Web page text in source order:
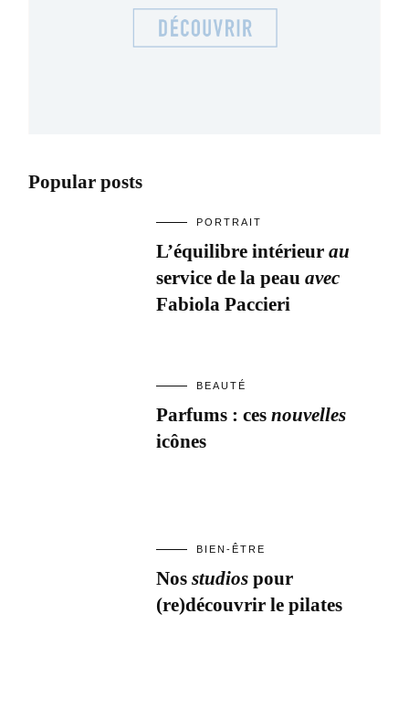
Popular posts
PORTRAIT
L’équilibre intérieurau
service de la peauavec
Fabiola Paccieri
BEAUTÉ
Parfums : cesnouvelles
icônes
BIEN-ÊTRE
Nosstudios pour
(re)découvrir le pilates